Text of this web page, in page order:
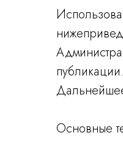
публикации.
Основные